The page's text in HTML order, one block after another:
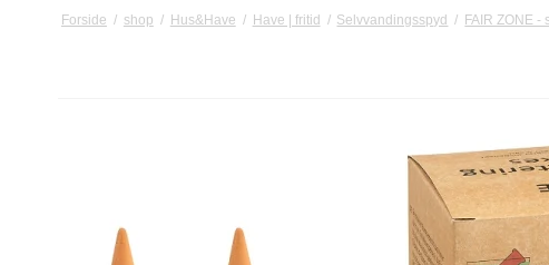
Forside / shop / Hus&Have / Have | fritid / Selvvandingsspyd / FAIR ZONE